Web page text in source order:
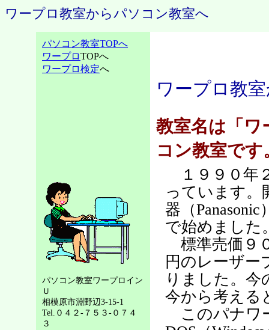
ワープロ教室からパソコン教室へ
パソコン教室TOPへ
ワープロTOPへ
ワープロ検定へ
ワープロ教
教室名は「ワ
コン教室です
１９９０年
っています。
器（
で始めました
標準売価９
円のレーザー
りました。今
今から考える
このパナワ
パソコン教室ワープロイン
Ｕ
相模原市淵野辺3-15-1
Tel.０４２-７５３-０７４
３